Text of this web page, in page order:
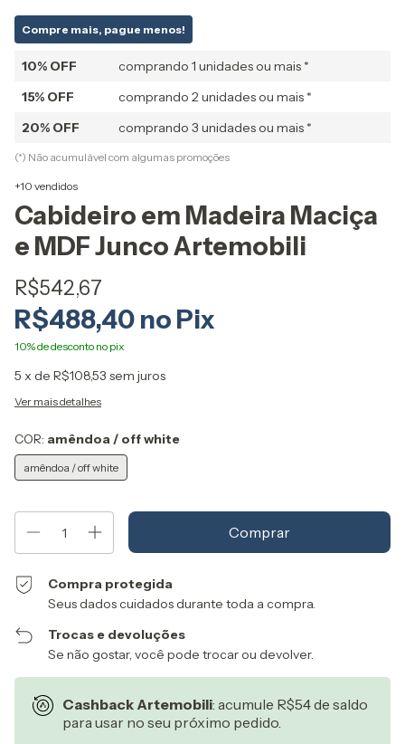
Compre mais, pague menos!
10% OFF
comprando 1 unidades ou mais *
15% OFF
comprando 2 unidades ou mais *
20% OFF
comprando 3 unidades ou mais *
(*) Não acumulável com algumas promoções
+10 vendidos
Cabideiro em Madeira Maciça
e MDF Junco Artemobili
R$542,67
R$488,40
5 x de R$108,53 sem juros
Ver mais detalhes
COR: amêndoa / off white
amêndoa / off white
Compra protegida
Seus dados cuidados durante toda a compra.
Trocas e devoluções
Se não gostar, você pode trocar ou devolver.
Cashback Artemobili: acumule R$54 de saldo
para usar no seu próximo pedido.